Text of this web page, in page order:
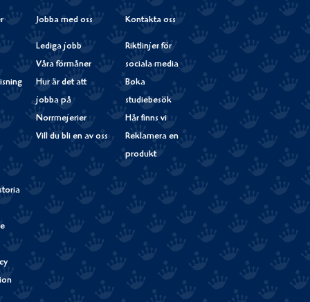
Jobba med oss
Lediga jobb
Våra förmåner
Hur är det att
jobba på
Norrmejerier
Vill du bli en av oss
Kontakta oss
Riktlinjer för
sociala media
Boka
studiebesök
Här finns vi
Reklamera en
produkt